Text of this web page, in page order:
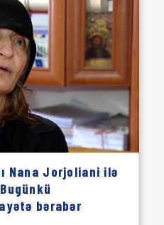
Nana Jorjoliani ilə
bərabər